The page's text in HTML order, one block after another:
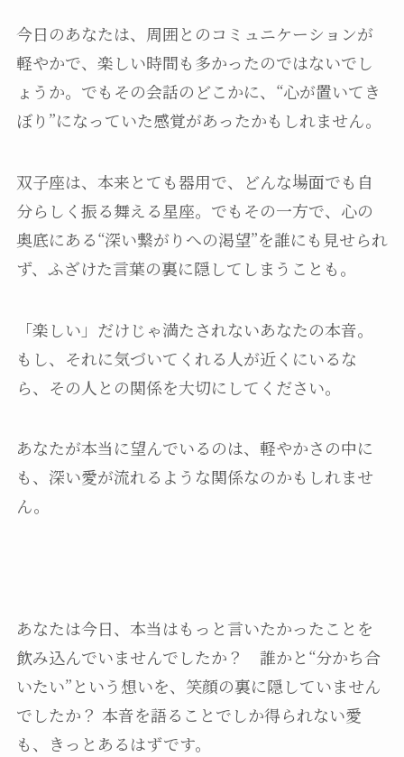
今日のあなたは、周囲とのコミュニケーションが
軽やかで、楽しい時間も多かったのではないでし
ょうか。でもその会話のどこかに、“心が置いてき
ぼり”になっていた感覚があったかもしれません。
双子座は、本来とても器用で、どんな場面でも自
分らしく振る舞える星座。でもその一方で、心の
奥底にある“深い繋がりへの渇望”を誰にも見せられ
ず、ふざけた言葉の裏に隠してしまうことも。
「楽しい」だけじゃ満たされないあなたの本音。
もし、それに気づいてくれる人が近くにいるな
ら、その人との関係を大切にしてください。
あなたが本当に望んでいるのは、軽やかさの中に
も、深い愛が流れるような関係なのかもしれませ
ん。
あなたは今日、本当はもっと言いたかったことを
飲み込んでいませんでしたか？ 誰かと“分かち合
いたい”という想いを、笑顔の裏に隠していません
でしたか？ 本音を語ることでしか得られない愛
も、きっとあるはずです。